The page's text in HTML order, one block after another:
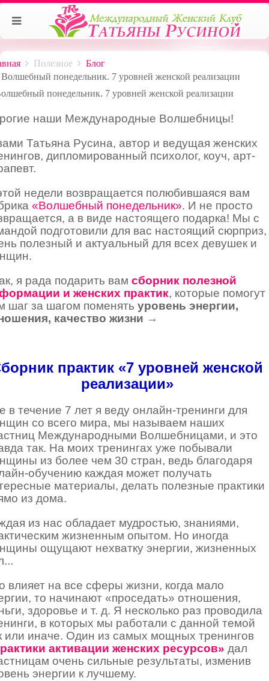
Полезное
Блог
Волшебный понедельник. 7 уровней женской реализации
наши Международные Волшебницы!
Татьяна Русина, автор и ведущая женских
дипломированный психолог, коуч, арт-
недели возвращается полюбившаяся вам
«Волшебный понедельник». И не просто
а в виде настоящего подарка! Мы с
подготовили для вас настоящий сюрприз,
полезный и актуальный для всех девушек и
я рада подарить вам сборник полезной
и женских практик, которые помогут
шаг за шагом поменять уровень энергии,
качество жизни →
практик «7 уровней женской
реализации»
в течение 7 лет я веду онлайн-тренинги для
со всего мира, мы называем наших
Международными Волшебницами, и это
так. На моих тренингах уже побывали
из более чем 30 стран, ведь благодаря
обучению каждая может получать
материалы, делать полезные практики
из дома.
из нас обладает мудростью, знаниями,
жизненным опытом. Но иногда
ощущают нехватку энергии, жизненных
влияет на все сферы жизни, когда мало
то начинают «проседать» отношения,
здоровье и т. д. Я несколько раз проводила
в которых мы работали с данной темой
или иначе. Один из самых мощных тренингов
активации женских ресурсов» дал
очень сильные результаты, изменив
энергии к лучшему.